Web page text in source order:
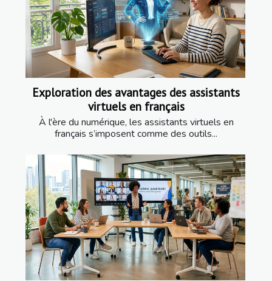
Exploration des avantages des assistants
virtuels en français
À l'ère du numérique, les assistants virtuels en
français s’imposent comme des outils...